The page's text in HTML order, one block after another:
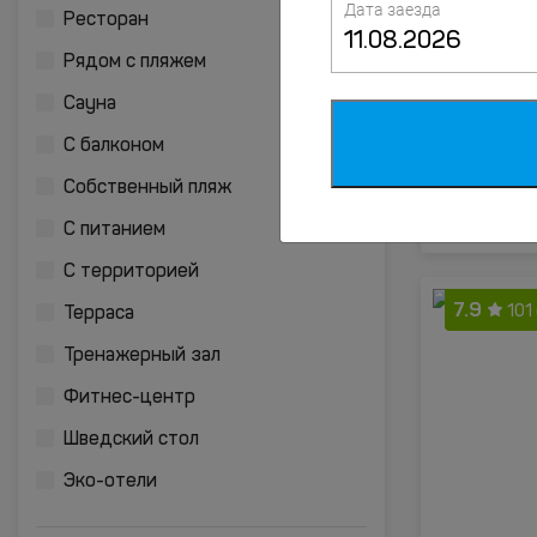
Ресторан
Рядом с пляжем
Сауна
С балконом
Собственный пляж
С питанием
С территорией
Терраса
Тренажерный зал
Фитнес-центр
Шведский стол
Эко-отели
7.9 101
Дата заезда